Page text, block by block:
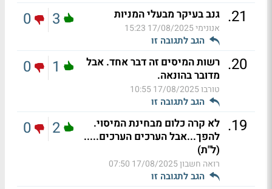
21
. גנב בעיקר מבעלי המניות
אנונימי17/08/2025 15:23
הגב לתגובה זו
3
0
20
. רשות המיסים זה דבר אחד. אבל
מדובר בהונאה.
טורבו17/08/2025 10:55
הגב לתגובה זו
1
0
19
. לא קרה כלום מבחינת המיסוי.
להפך...אבל הערכים הערכים.....
(ל"ת)
רואה חשבון17/08/2025 07:50
הגב לתגובה זו
2
0